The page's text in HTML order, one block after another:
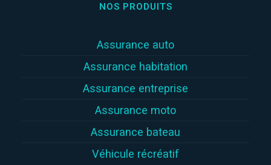
NOS PRODUITS
Assurance auto
Assurance habitation
Assurance entreprise
Assurance moto
Assurance bateau
Véhicule récréatif